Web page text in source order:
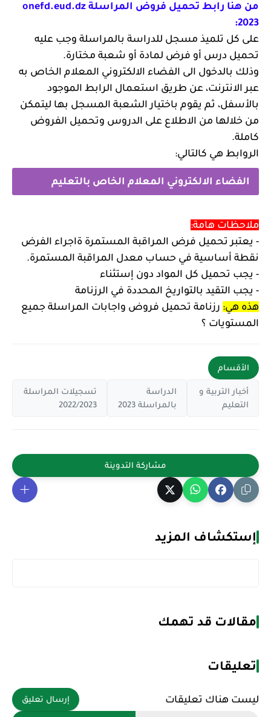
من هنا رابط تحميل فروض المراسلة onefd.eud.dz
2023:
على كل تلميذ مسجل للدراسة بالمراسلة وجب عليه
تحميل درس أو فرض لمادة أو شعبة مختارة.
وذلك بالدخول الى الفضاء الالكتروني المعلام الخاص به
عبر الانترنت، عن طريق استعمال الرابط الموجود
بالأسفل، ثم يقوم باختيار الشعبة المسجل بها ليتمكن
من خلالها من الاطلاع على الدروس وتحميل الفروض
كاملة.
الروابط هي كالتالي:
الفضاء الالكتروني المعلام الخاص بالتعليم
ملاحظات هامة:
- يعتبر تحميل فرض المراقبة المستمرة ةاجراء الفرض
نقطة أساسية في حساب معدل المراقبة المستمرة.
- يجب تحميل كل المواد دون إستثناء
- يجب التقيد بالتواريخ المحددة في الرزنامة
هذه هي: رزنامة تحميل فروض واجابات المراسلة جميع
المستويات ؟
الأقسام
أخبار التربية و
التعليم
الدراسة
بالمراسلة 2023
تسجيلات المراسلة
2022/2023
إستكشاف المزيد
مقالات قد تهمك
تعليقات
ليست هناك تعليقات إرسال تعليق